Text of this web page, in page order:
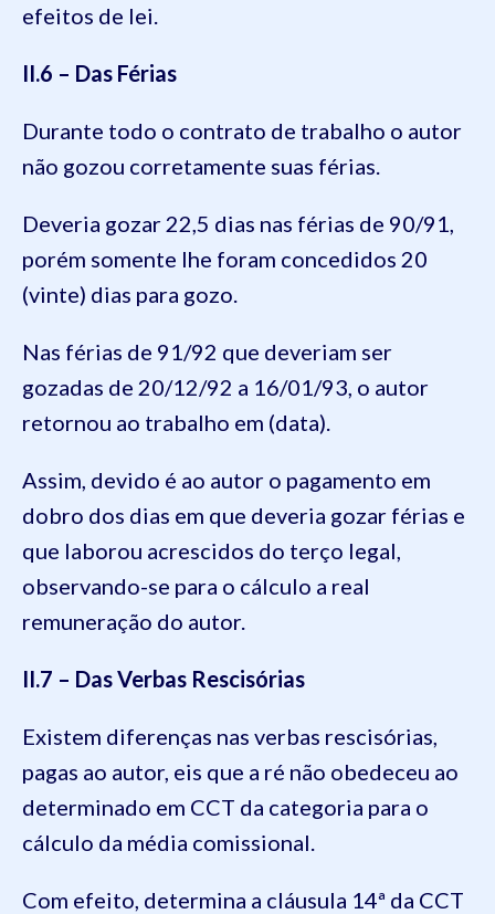
efeitos de lei.
II.6 – Das Férias
Durante todo o contrato de trabalho o autor
não gozou corretamente suas férias.
Deveria gozar 22,5 dias nas férias de 90/91,
porém somente lhe foram concedidos 20
(vinte) dias para gozo.
Nas férias de 91/92 que deveriam ser
gozadas de 20/12/92 a 16/01/93, o autor
retornou ao trabalho em (data).
Assim, devido é ao autor o pagamento em
dobro dos dias em que deveria gozar férias e
que laborou acrescidos do terço legal,
observando-se para o cálculo a real
remuneração do autor.
II.7 – Das Verbas Rescisórias
Existem diferenças nas verbas rescisórias,
pagas ao autor, eis que a ré não obedeceu ao
determinado em CCT da categoria para o
cálculo da média comissional.
Com efeito, determina a cláusula 14ª da CCT